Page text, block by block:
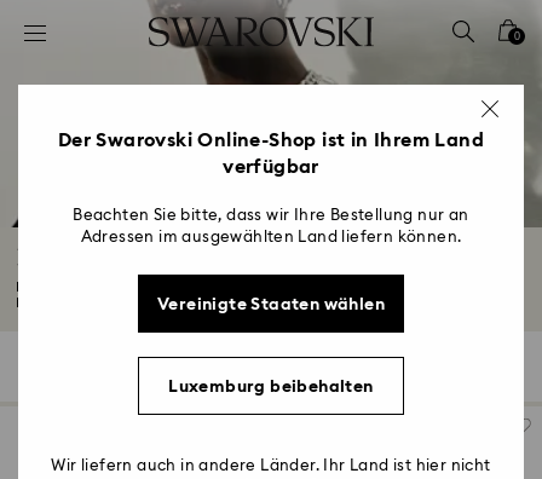
Liste Tastaturkürzel
2 - Footer
4 - Suchergebnisse
0
Halsketten
Mehr lesen
Der Swarovski Online-Shop ist in Ihrem Land
verfügbar
Beachten Sie bitte, dass wir Ihre Bestellung nur an
Adressen im ausgewählten Land liefern können.
Vereinigte Staaten wählen
Luxemburg beibehalten
Wir liefern auch in andere Länder. Ihr Land ist hier nicht